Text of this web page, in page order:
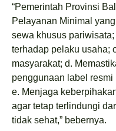
“Pemerintah Provinsi
Pelayanan Minimal
sewa khusus
terhadap pelaku usaha;
masyarakat; d.
penggunaan label
e. Menjaga
agar tetap terlindungi
tidak sehat,” bebernya.